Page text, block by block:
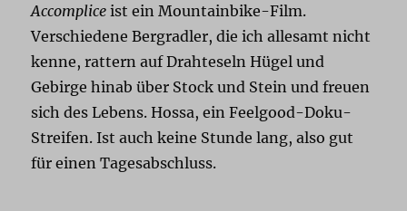
Accomplice ist ein Mountainbike-Film.
Verschiedene Bergradler, die ich allesamt nicht
kenne, rattern auf Drahteseln Hügel und
Gebirge hinab über Stock und Stein und freuen
sich des Lebens. Hossa, ein Feelgood-Doku-
Streifen. Ist auch keine Stunde lang, also gut
für einen Tagesabschluss.